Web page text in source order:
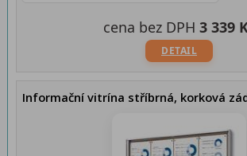
DETAIL
cena bez DPH 3 339
Informační vitrína stříbrná, korková